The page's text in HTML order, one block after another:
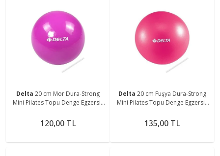
Delta 20 cm Mor Dura-Strong
Mini Pilates Topu Denge Egzersiz
120,00 TL
Delta 20 cm Fuşya Dura-Strong
Mini Pilates Topu Denge Egzersiz
135,00 TL